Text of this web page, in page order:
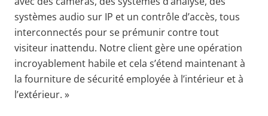
systèmes audio sur IP et un contrôle d’accès, tous
interconnectés pour se prémunir contre tout
visiteur inattendu. Notre client gère une opération
incroyablement habile et cela s’étend maintenant à
la fourniture de sécurité employée à l’intérieur et à
l’extérieur. »